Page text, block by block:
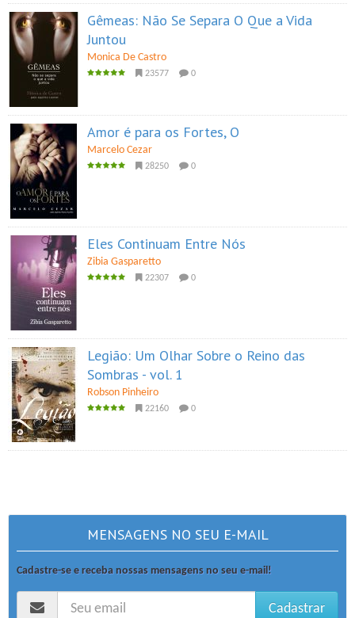
Gêmeas: Não Se Separa O Que a Vida
Juntou
Monica De Castro
23577 0
Amor é para os Fortes, O
Marcelo Cezar
28250 0
Eles Continuam Entre Nós
Zibia Gasparetto
22307 0
Legião: Um Olhar Sobre o Reino das
Sombras - vol. 1
Robson Pinheiro
22160 0
MENSAGENS NO SEU E-MAIL
Cadastre-se e receba nossas mensagens no seu e-mail!
Cadastrar